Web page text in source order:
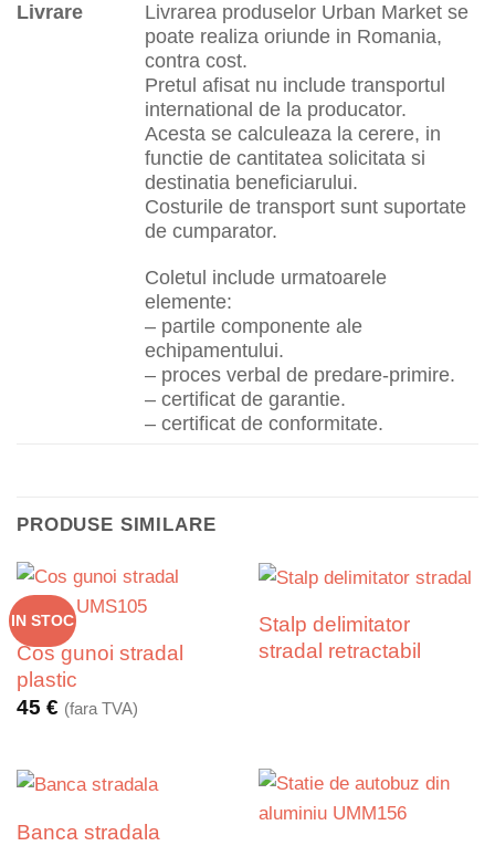
Livrare
Livrarea produselor Urban Market se
poate realiza oriunde in Romania,
contra cost.
Pretul afisat nu include transportul
international de la producator.
Acesta se calculeaza la cerere, in
functie de cantitatea solicitata si
destinatia beneficiarului.
Costurile de transport sunt suportate
de cumparator.
Coletul include urmatoarele
elemente:
– partile componente ale
echipamentului.
– proces verbal de predare-primire.
– certificat de garantie.
– certificat de conformitate.
PRODUSE SIMILARE
IN STOC
Cos gunoi stradal
plastic
45 € (fara TVA)
Stalp delimitator
stradal retractabil
Banca stradala